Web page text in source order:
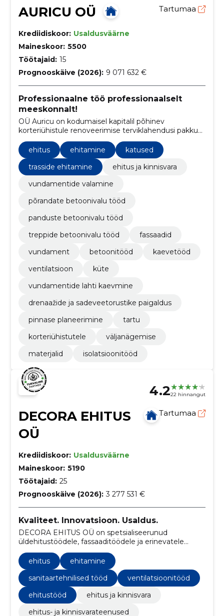
AURICU OÜ Tartumaa
Krediidiskoor: Usaldusväärne
Maineskoor: 5500
Töötajaid: 15
Prognooskäive (2026): 9 071 632 €
Professionaalne töö professionaalselt
meeskonnalt!
OÜ Auricu on kodumaisel kapitalil põhinev
korteriühistule renoveerimise terviklahendusi pakkuv
ettevõte.
ehitus
ehitamine
katused
trasside ehitamine
ehitus ja kinnisvara
vundamentide valamine
põrandate betoonivalu tööd
panduste betoonivalu tööd
treppide betoonivalu tööd
fassaadid
vundament
betoonitööd
kaevetööd
ventilatsioon
küte
vundamentide lahti kaevmine
drenaažide ja sadeveetorustike paigaldus
pinnase planeerimine
tartu
korteriühistutele
väljanägemise
materjalid
isolatsioonitööd
4.222 hinnangut
DECORA EHITUS
OÜ
Tartumaa
Krediidiskoor: Usaldusväärne
Maineskoor: 5190
Töötajaid: 25
Prognooskäive (2026): 3 277 531 €
Kvaliteet. Innovatsioon. Usaldus.
DECORA EHITUS OÜ on spetsialiseerunud
üldehitustöödele, fassaaditöödele ja erinevatele
ehituslahendustele, pakkudes mitmekülgseid
teenuseid alates vundamendist kuni viimistluseni.
ehitus
ehitamine
sanitaartehnilised tööd
ventilatsioonitööd
ehitustööd
ehitus ja kinnisvara
ehitus- ja kinnisvarateenused